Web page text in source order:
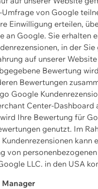
Umfrage von Google
Einwilligung erteilen,
an Google. Sie erhalten
in der
auf unserer
Bewertung
Bewertungen
Google
Center-Dashboard
Ihre Bewertung für
genutzt. Im
kann
von
LLC. in den USA
Manager